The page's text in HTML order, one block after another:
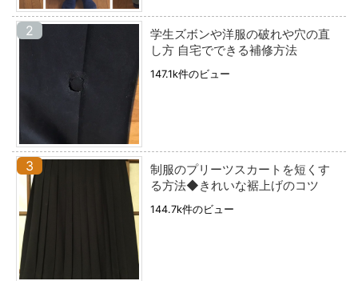
学生ズボンや洋服の破れや穴の直
し方 自宅でできる補修方法
147.1k件のビュー
制服のプリーツスカートを短くす
る方法◆きれいな裾上げのコツ
144.7k件のビュー